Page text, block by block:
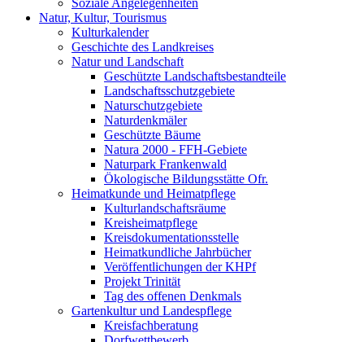
Soziale Angelegenheiten
Natur, Kultur, Tourismus
Kulturkalender
Geschichte des Landkreises
Natur und Landschaft
Geschützte Landschaftsbestandteile
Landschaftsschutzgebiete
Naturschutzgebiete
Naturdenkmäler
Geschützte Bäume
Natura 2000 - FFH-Gebiete
Naturpark Frankenwald
Ökologische Bildungsstätte Ofr.
Heimatkunde und Heimatpflege
Kulturlandschaftsräume
Kreisheimatpflege
Kreisdokumentationsstelle
Heimatkundliche Jahrbücher
Veröffentlichungen der KHPf
Projekt Trinität
Tag des offenen Denkmals
Gartenkultur und Landespflege
Kreisfachberatung